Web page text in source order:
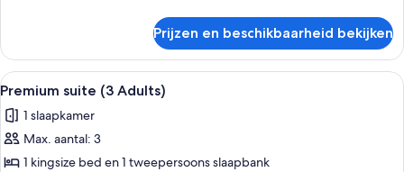
Child)
laden
suite
(2
Adults
Child)
Prijzen en beschikbaarheid bekijken
Alle
foto's
voor
Premium
suite
Een moderne slaapkamer met een
7
Premium suite (3 Adults)
1 slaapkamer
Max. aantal: 3
1 kingsize bed en 1 tweepersoons slaapbank